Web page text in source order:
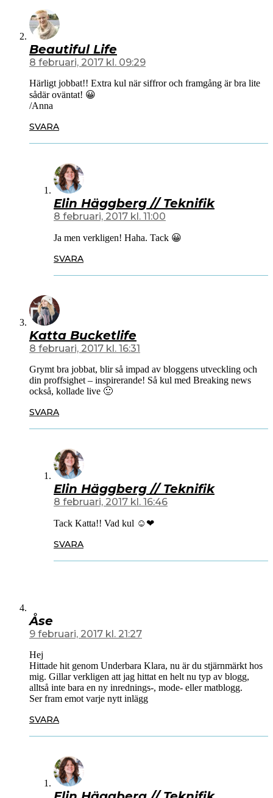
Beautiful Life
8 februari, 2017 kl. 09:29
Härligt jobbat!! Extra kul när siffror och framgång är bra lite
sådär oväntat! 😀
/Anna
SVARA
Elin Häggberg // Teknifik
8 februari, 2017 kl. 11:00
Ja men verkligen! Haha. Tack 😀
SVARA
Katta Bucketlife
8 februari, 2017 kl. 16:31
Grymt bra jobbat, blir så impad av bloggens utveckling och
din proffsighet – inspirerande! Så kul med Breaking news
också, kollade live 🙂
SVARA
Elin Häggberg // Teknifik
8 februari, 2017 kl. 16:46
Tack Katta!! Vad kul ☺️❤
SVARA
Åse
9 februari, 2017 kl. 21:27
Hej
Hittade hit genom Underbara Klara, nu är du stjärnmärkt hos
mig. Gillar verkligen att jag hittat en helt nu typ av blogg,
alltså inte bara en ny inrednings-, mode- eller matblogg.
Ser fram emot varje nytt inlägg
SVARA